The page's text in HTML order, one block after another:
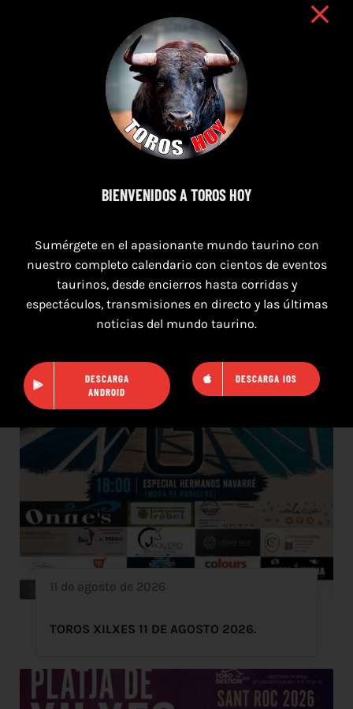
11 de agosto de 2026
TOROS XILXES 11 AGOSTO 2026
11 de agosto de 2026
TOROS XILXES 11 DE AGOSTO 2026.
BIENVENIDOS A TOROS HOY
Sumérgete en el apasionante mundo taurino con
nuestro completo calendario con cientos de eventos
taurinos, desde encierros hasta corridas y
espectáculos, transmisiones en directo y las últimas
noticias del mundo taurino.
DESCARGA
ANDROID
DESCARGA IOS